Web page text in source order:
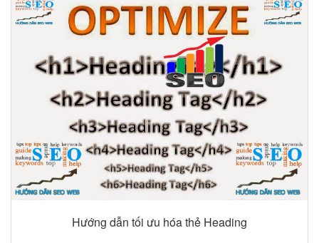
Hướng dẫn tối ưu hóa thẻ Heading